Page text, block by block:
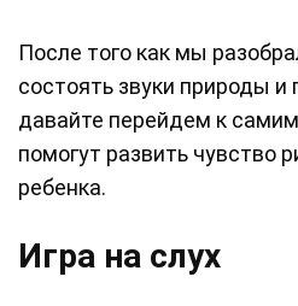
После того как мы
состоять звуки природы и
давайте перейдем к
помогут развить чувство
ребенка.
Игра на слух